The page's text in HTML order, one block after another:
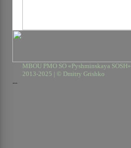
MBOU PMO SO «Pyshminskaya SOSH»
2013-2025 | © Dmitry Grishko
--